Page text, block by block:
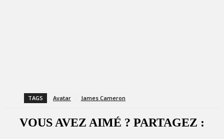
TAGS Avatar James Cameron
VOUS AVEZ AIMÉ ? PARTAGEZ :